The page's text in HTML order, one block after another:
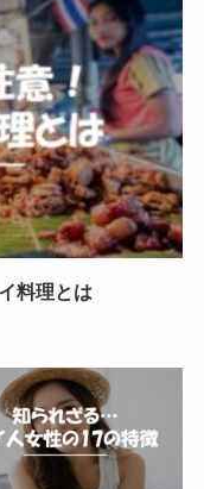
料理とは